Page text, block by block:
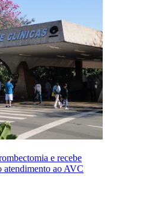
e recebe
atendimento ao AVC